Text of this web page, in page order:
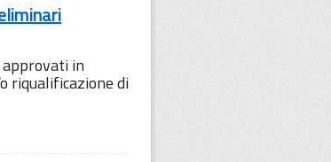
in
riqualificazione di